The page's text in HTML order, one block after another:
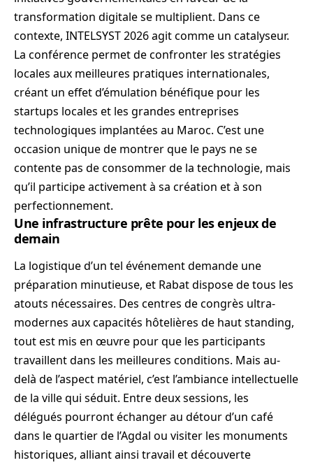
transformation digitale se multiplient. Dans ce
contexte, INTELSYST 2026 agit comme un catalyseur.
La conférence permet de confronter les stratégies
locales aux meilleures pratiques internationales,
créant un effet d’émulation bénéfique pour les
startups locales et les grandes entreprises
technologiques implantées au Maroc. C’est une
occasion unique de montrer que le pays ne se
contente pas de consommer de la technologie, mais
qu’il participe activement à sa création et à son
perfectionnement.
Une infrastructure prête pour les enjeux de
demain
La logistique d’un tel événement demande une
préparation minutieuse, et Rabat dispose de tous les
atouts nécessaires. Des centres de congrès ultra-
modernes aux capacités hôtelières de haut standing,
tout est mis en œuvre pour que les participants
travaillent dans les meilleures conditions. Mais au-
delà de l’aspect matériel, c’est l’ambiance intellectuelle
de la ville qui séduit. Entre deux sessions, les
délégués pourront échanger au détour d’un café
dans le quartier de l’Agdal ou visiter les monuments
historiques, alliant ainsi travail et découverte